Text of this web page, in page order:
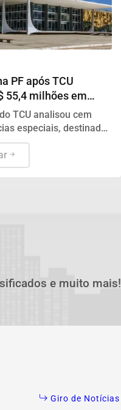
PF após TCU
55,4 milhões em
TCU analisou cem
especiais, destinadas
totalizando o
198.109.222,97 de
e muito mais!
Giro de Notícias